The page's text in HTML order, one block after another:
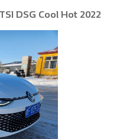
DSG Cool Hot 2022